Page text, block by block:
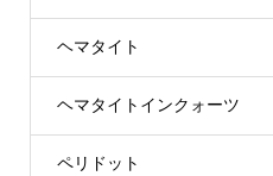
ヘマタイト
ヘマタイトインクォーツ
ペリドット